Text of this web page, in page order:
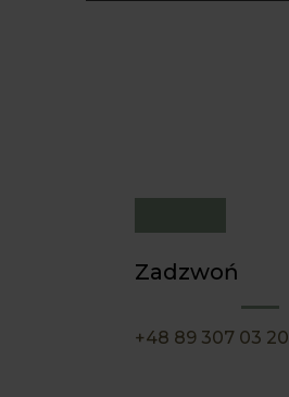
Zadzwoń
+48 89 307 03 20